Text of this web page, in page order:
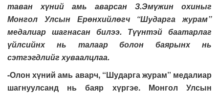
таван хүний амь аварсан З.Эмүжин охиныг
Монгол Улсын Ерөнхийлөгч “Шударга журам”
медалиар шагнасан билээ. Түүнтэй баатарлаг
үйлсийнх нь талаар болон баярынх нь
сэтгэгдлийг хуваалцлаа.
-Олон хүний амь аварч, “Шударга журам” медалиар
шагнуулсанд нь баяр хүргэе. Монгол Улсын